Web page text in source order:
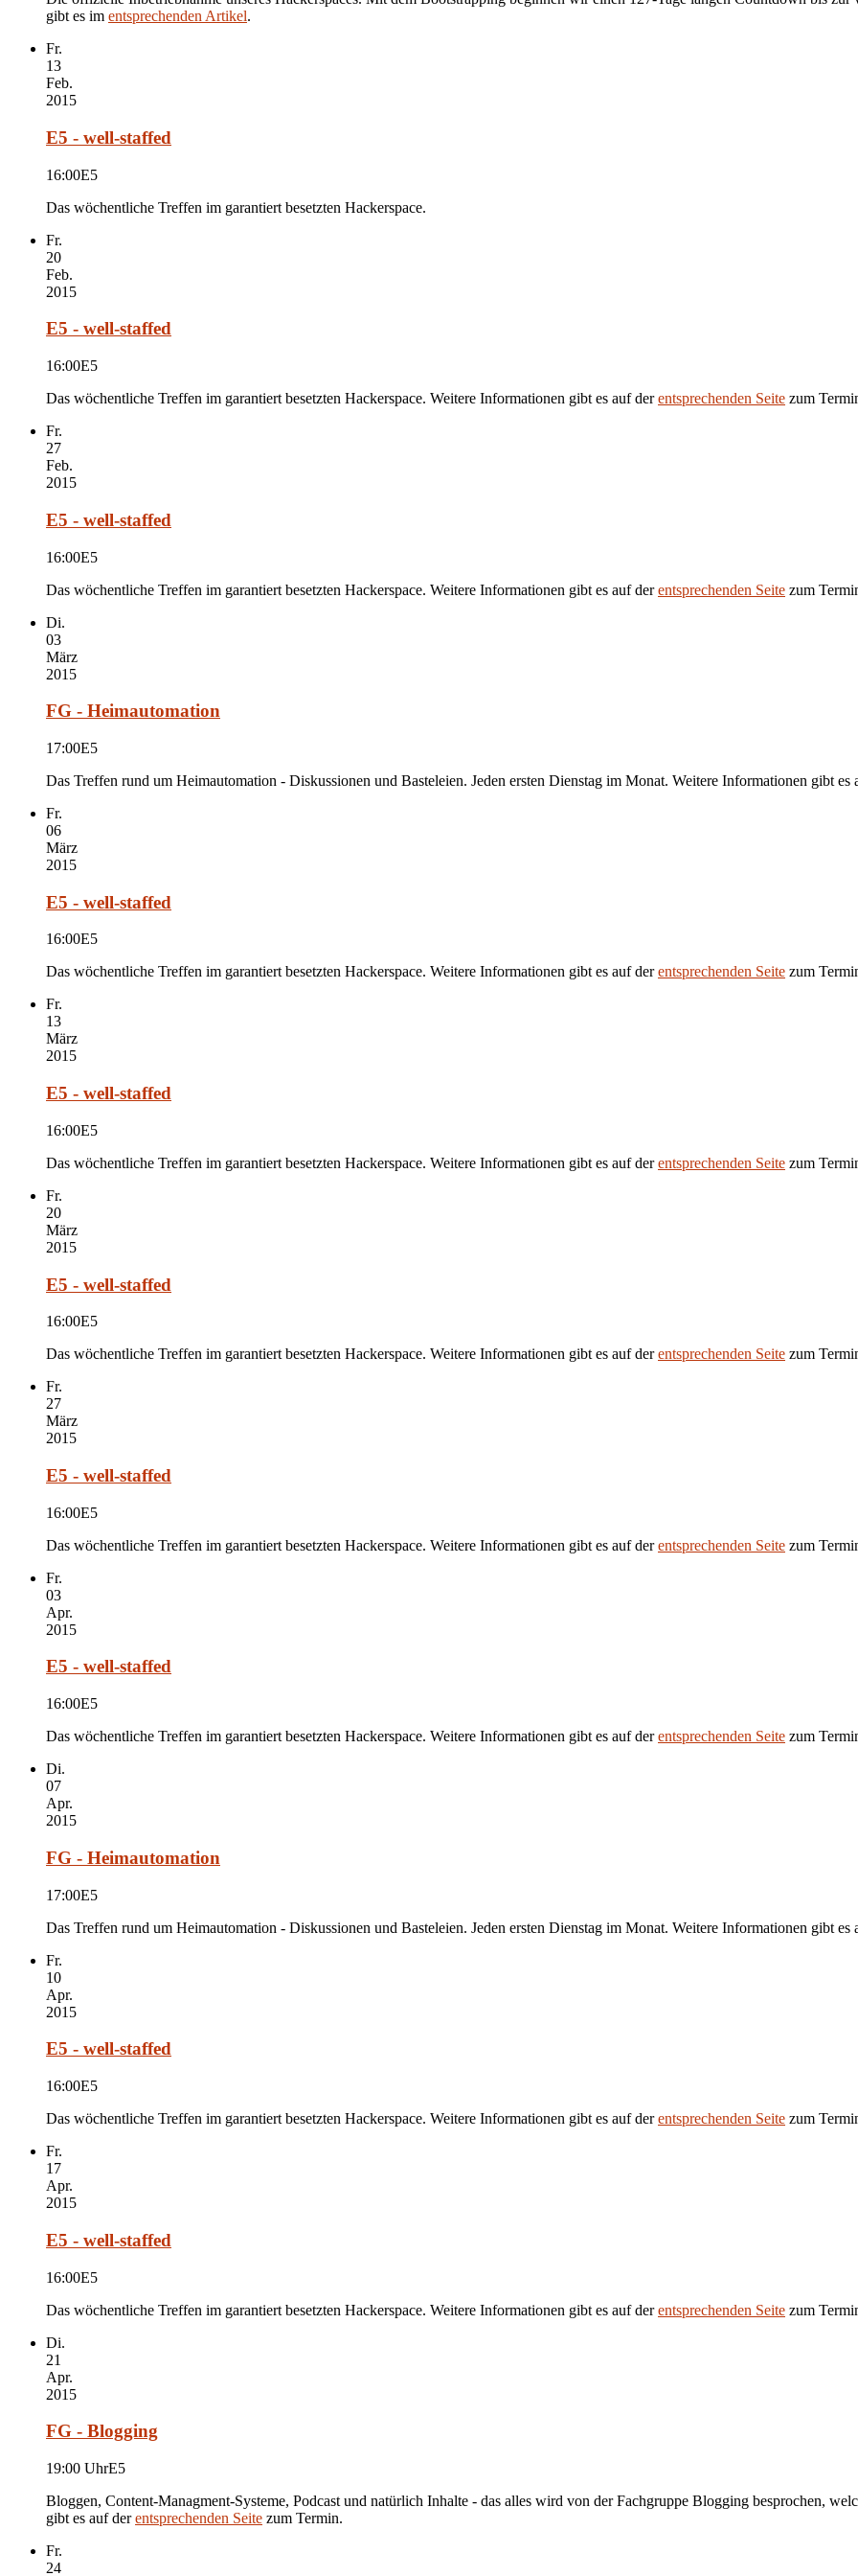
gibt es im entsprechenden Artikel.
Fr.
13
Feb.
2015
E5 - well-staffed
16:00E5
Das wöchentliche Treffen im garantiert besetzten Hackerspace.
Fr.
20
Feb.
2015
E5 - well-staffed
16:00E5
Das wöchentliche Treffen im garantiert besetzten Hackerspace. Weitere Informationen gibt es auf derentsprechenden Seite zum
Fr.
27
Feb.
2015
E5 - well-staffed
16:00E5
Das wöchentliche Treffen im garantiert besetzten Hackerspace. Weitere Informationen gibt es auf derentsprechenden Seite zum
Di.
03
März
2015
FG - Heimautomation
17:00E5
Das Treffen rund um Heimautomation - Diskussionen und Basteleien. Jeden ersten Dienstag im Monat. Weitere Informationen gibt es
Fr.
06
März
2015
E5 - well-staffed
16:00E5
Das wöchentliche Treffen im garantiert besetzten Hackerspace. Weitere Informationen gibt es auf derentsprechenden Seite zum
Fr.
13
März
2015
E5 - well-staffed
16:00E5
Das wöchentliche Treffen im garantiert besetzten Hackerspace. Weitere Informationen gibt es auf derentsprechenden Seite zum
Fr.
20
März
2015
E5 - well-staffed
16:00E5
Das wöchentliche Treffen im garantiert besetzten Hackerspace. Weitere Informationen gibt es auf derentsprechenden Seite zum
Fr.
27
März
2015
E5 - well-staffed
16:00E5
Das wöchentliche Treffen im garantiert besetzten Hackerspace. Weitere Informationen gibt es auf derentsprechenden Seite zum
Fr.
03
Apr.
2015
E5 - well-staffed
16:00E5
Das wöchentliche Treffen im garantiert besetzten Hackerspace. Weitere Informationen gibt es auf derentsprechenden Seite zum
Di.
07
Apr.
2015
FG - Heimautomation
17:00E5
Das Treffen rund um Heimautomation - Diskussionen und Basteleien. Jeden ersten Dienstag im Monat. Weitere Informationen gibt es
Fr.
10
Apr.
2015
E5 - well-staffed
16:00E5
Das wöchentliche Treffen im garantiert besetzten Hackerspace. Weitere Informationen gibt es auf derentsprechenden Seite zum
Fr.
17
Apr.
2015
E5 - well-staffed
16:00E5
Das wöchentliche Treffen im garantiert besetzten Hackerspace. Weitere Informationen gibt es auf derentsprechenden Seite zum
Di.
21
Apr.
2015
FG - Blogging
19:00 UhrE5
Bloggen, Content-Managment-Systeme, Podcast und natürlich Inhalte - das alles wird von der Fachgruppe Blogging besprochen,
gibt es auf derentsprechenden Seite zum Termin.
Fr.
24